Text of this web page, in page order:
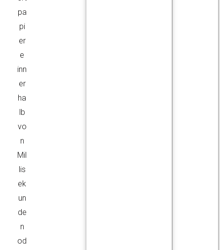
pa
pi
er
e
inn
er
ha
lb
vo
n
Mil
lis
ek
un
de
n
od